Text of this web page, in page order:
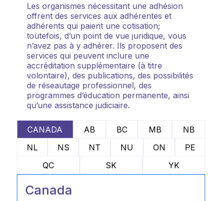
Les organismes nécessitant une adhésion
offrent des services aux adhérentes et
adhérents qui paient une cotisation;
toutefois, d’un point de vue juridique, vous
n’avez pas à y adhérer. Ils proposent des
services qui peuvent inclure une
accréditation supplémentaire (à titre
volontaire), des publications, des possibilités
de réseautage professionnel, des
programmes d’éducation permanente, ainsi
qu’une assistance judiciaire.
CANADA AB BC MB
NB
NL
NS NT NU ON
PE
QC
SK YK
Canada